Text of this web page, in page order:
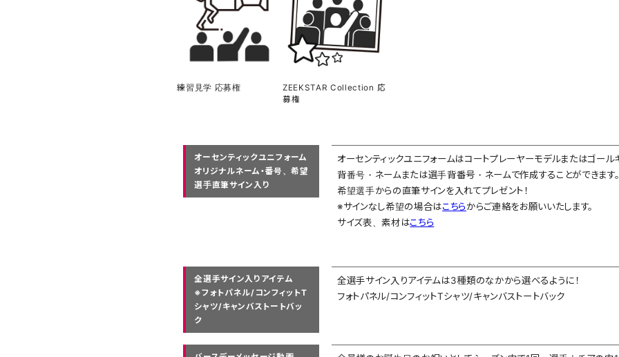
練習見学 応募権
ZEEKSTAR Collection 応
募権
オーセンティックユニフォーム
オリジナルネーム・番号、希望
選手直筆サイン入り
オーセンティックユニフォームはコートプレーヤーモデルまたはゴール
背番号・ネームまたは選手背番号・ネームで作成することができます。
希望選手からの直筆サインを入れてプレゼント！
※サインなし希望の場合はこちらからご連絡をお願いいたします。
サイズ表、素材はこちら
全選手サイン入りアイテム
※フォトパネル/コンフィットT
シャツ/キャンバストートバッ
ク
全選手サイン入りアイテムは3種類のなかから選べるように！
フォトパネル/コンフィットTシャツ/キャンバストートバック